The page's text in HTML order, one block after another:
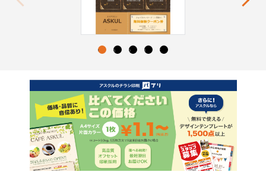
Next
1 2 3 4 5